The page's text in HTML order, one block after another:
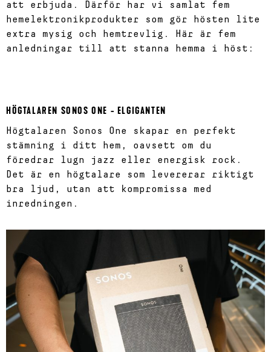
att erbjuda. Därför har vi samlat fem
hemelektronikprodukter som gör hösten lite
extra mysig och hemtrevlig. Här är fem
anledningar till att stanna hemma i höst:
HÖGTALAREN SONOS ONE - ELGIGANTEN
Högtalaren Sonos One skapar en perfekt
stämning i ditt hem, oavsett om du
föredrar lugn jazz eller energisk rock.
Det är en högtalare som levererar riktigt
bra ljud, utan att kompromissa med
inredningen.